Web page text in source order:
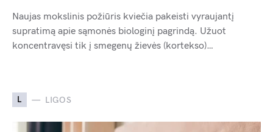
Naujas mokslinis požiūris kviečia pakeisti vyraujantį
supratimą apie sąmonės biologinį pagrindą. Užuot
koncentravęsi tik į smegenų žievės (kortekso)…
L LIGOS